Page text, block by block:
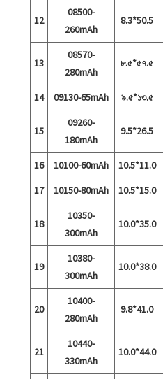
12
08500-
260mAh
8.3*50.5
13
08570-
280mAh
৮.৫*৫৭.৫
14 09130-65mAh ৯.৫*১৩.৫
15
09260-
180mAh
9.5*26.5
16 10100-60mAh 10.5*11.0
17
10150-80mAh 10.5*15.0
18
10350-
300mAh
10.0*35.0
19
10380-
300mAh
10.0*38.0
20
10400-
280mAh
9.8*41.0
21
10440-
330mAh
10.0*44.0